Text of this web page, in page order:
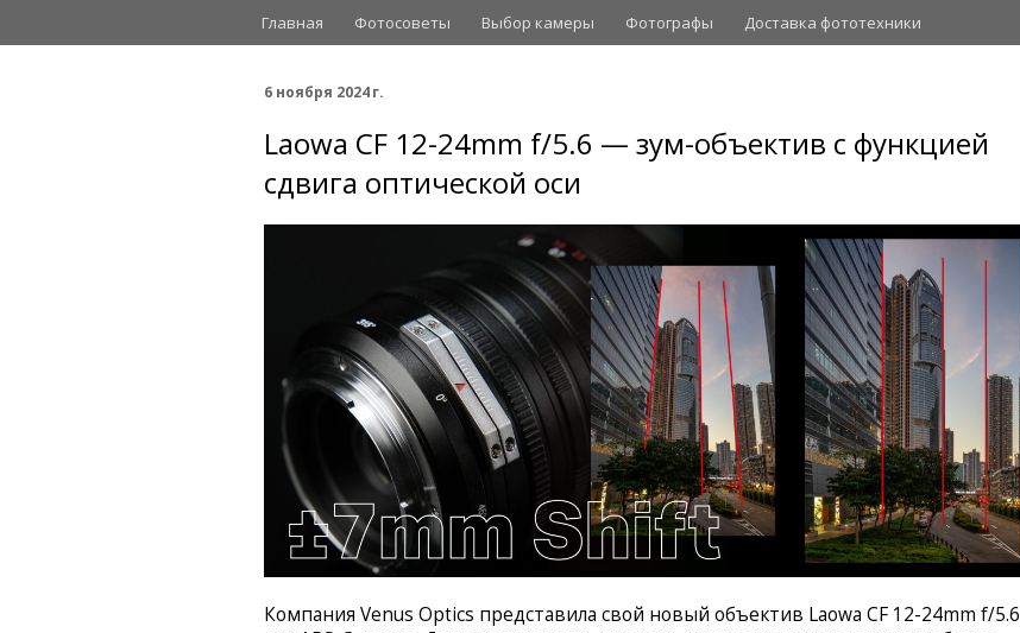
Главная Фотосоветы Выбор камеры Фотографы Доставка фототехники
6 ноября 2024 г.
Laowa CF 12-24mm f/5.6 — зум-объектив с функцией
сдвига оптической оси
Компания Venus Optics представила свой новый объектив Laowa CF 12-24mm f/5.6